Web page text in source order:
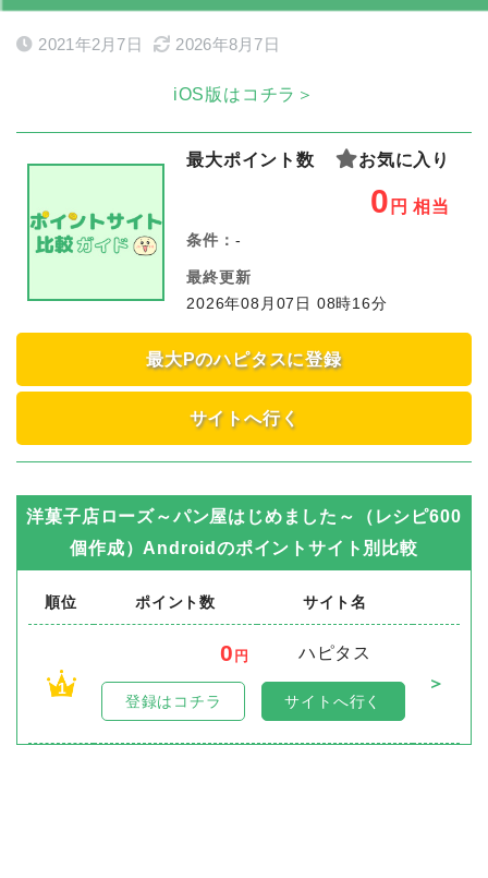
2021年2月7日 2026年8月7日
iOS版はコチラ＞
最大ポイント数 お気に入り
0 円 相当
条件： -
最終更新
2026年08月07日 08時16分
最大Pのハピタスに登録
サイトへ行く
洋菓子店ローズ～パン屋はじめました～（レシピ600
個作成）Android のポイントサイト別比較
順位 ポイント数 サイト名
1
0 円
ハピタス
＞
登録はコチラ サイトへ行く